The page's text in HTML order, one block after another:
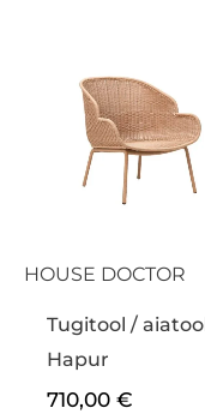
HOUSE DOCTOR
Tugitool / aiatool
Hapur
710,00€